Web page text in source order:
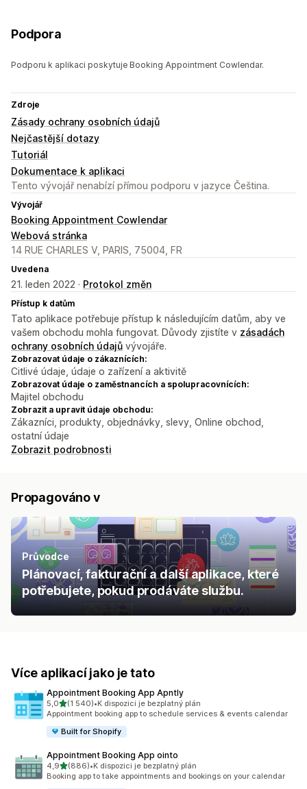
Podpora
Podporu k aplikaci poskytuje Booking Appointment Cowlendar.
Zdroje
Zásady ochrany osobních údajů
Nejčastější dotazy
Tutoriál
Dokumentace k aplikaci
Tento vývojář nenabízí přímou podporu v jazyce Čeština.
Vývojář
Booking Appointment Cowlendar
Webová stránka
14 RUE CHARLES V, PARIS, 75004, FR
Uvedena
21. leden 2022 · Protokol změn
Přístup k datům
Tato aplikace potřebuje přístup k následujícím datům, aby ve
vašem obchodu mohla fungovat. Důvody zjistíte v zásadách
ochrany osobních údajů vývojáře.
Zobrazovat údaje o zákaznících:
Citlivé údaje, údaje o zařízení a aktivitě
Zobrazovat údaje o zaměstnancích a spolupracovnících:
Majitel obchodu
Zobrazit a upravit údaje obchodu:
Zákazníci, produkty, objednávky, slevy, Online obchod,
ostatní údaje
Zobrazit podrobnosti
Propagováno v
Průvodce
Plánovací, fakturační a další aplikace, které
potřebujete, pokud prodáváte službu.
Více aplikací jako je tato
Appointment Booking App Apntly
5,0z 5 hvězd
(1 540)
Celkový počet recenzí: 1540
•K dispozici je bezplatný plán
Appointment booking app to schedule services & events calendar
Built for Shopify
Appointment Booking App ointo
4,9z 5 hvězd
(886)
Celkový počet recenzí: 886
•K dispozici je bezplatný plán
Booking app to take appointments and bookings on your calendar